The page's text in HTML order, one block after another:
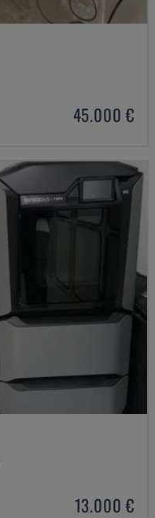
45.000 €
13.000 €